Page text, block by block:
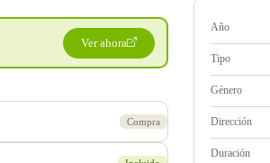
Ver ahora
Compra
Año
Tipo
Género
Dirección
Duración